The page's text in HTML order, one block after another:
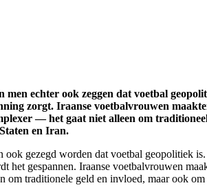
echter ook zeggen dat voetbal
zorgt. Iraanse voetbalvrouwen
— het gaat niet alleen om
en Iran.
gezegd worden dat voetbal geopolitiek
het gespannen. Iraanse voetbalvrouwen
traditionele geld en invloed, maar ook